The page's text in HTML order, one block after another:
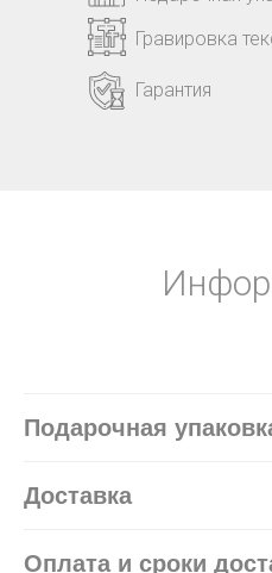
Гравировка
Гарантия
Подарочная
Доставка
Оплата и сроки